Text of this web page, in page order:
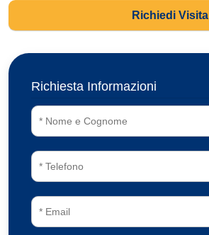
Richiedi Visita
Richiesta Informazioni